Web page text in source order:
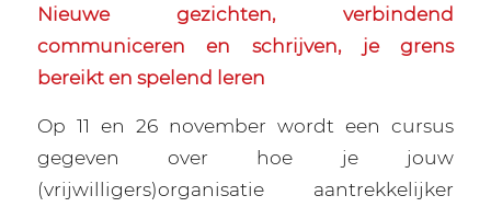
Nieuwe gezichten, verbindend
communiceren en schrijven, je grens
bereikt en spelend leren
Op 11 en 26 november wordt een cursus
gegeven over hoe je jouw
(vrijwilligers)organisatie aantrekkelijker